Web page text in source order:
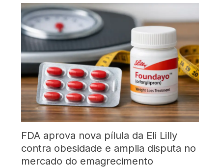
FDA aprova nova pílula da Eli Lilly
contra obesidade e amplia disputa no
mercado do emagrecimento